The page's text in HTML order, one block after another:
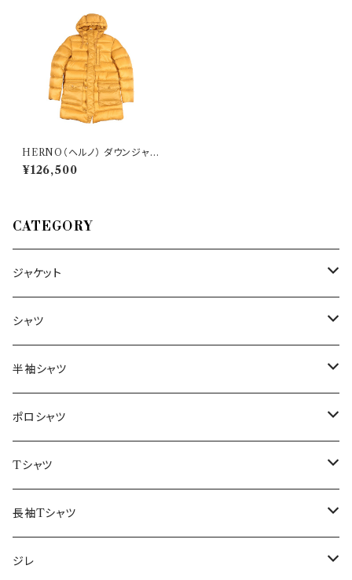
HERNO（ヘルノ） ダウンジャケ
ット PI0764U 31205
¥126,500
CATEGORY
ジャケット
～44/S
46/M
48/L
50/XL～
シャツ
～44/S
46/M
48/L
50/XL～
半袖シャツ
～44/S
46/M
48/L
50/XL～
ポロシャツ
～44/S
46/M
48/L
Tシャツ
～44/S
46/M
長袖Tシャツ
～44/S
ジレ